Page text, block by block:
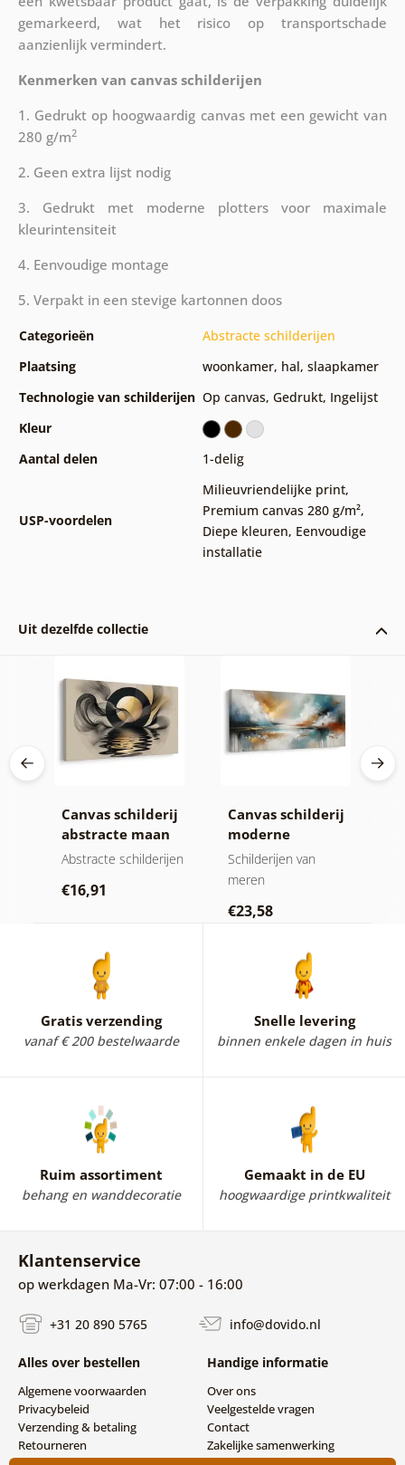
gemarkeerd, wat het risico op transportschade
aanzienlijk vermindert.
Kenmerken van canvas schilderijen
1. Gedrukt op hoogwaardig canvas met een gewicht van
280 g/m2
2. Geen extra lijst nodig
3. Gedrukt met moderne plotters voor maximale
kleurintensiteit
4. Eenvoudige montage
5. Verpakt in een stevige kartonnen doos
Categorieën
Abstracte schilderijen
Plaatsing
woonkamer, hal, slaapkamer
Technologie van schilderijen Op canvas, Gedrukt, Ingelijst
Kleur
Aantal delen
1-delig
USP-voordelen
Milieuvriendelijke print,
Premium canvas 280 g/m²,
Diepe kleuren, Eenvoudige
installatie
Uit dezelfde collectie
Canvas schilderij
abstracte maan
bij het water
Abstracte schilderijen
€16,91
Canvas schilderij
moderne
abstractie met
natuur
Schilderijen van
meren
€23,58
Gratis verzending
vanaf € 200 bestelwaarde
Snelle levering
binnen enkele dagen in huis
Ruim assortiment
behang en wanddecoratie
Gemaakt in de EU
hoogwaardige printkwaliteit
Klantenservice
op werkdagen Ma-Vr: 07:00 - 16:00
+31 20 890 5765 info@dovido.nl
Alles over bestellen
Algemene voorwaarden
Privacybeleid
Verzending & betaling
Retourneren
Handige informatie
Over ons
Veelgestelde vragen
Contact
Zakelijke samenwerking